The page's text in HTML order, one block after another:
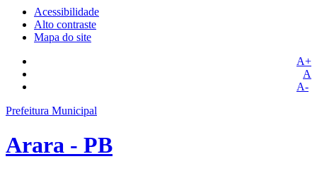
Acessibilidade
Alto contraste
Mapa do site
A+
A
A-
Prefeitura Municipal
Arara - PB